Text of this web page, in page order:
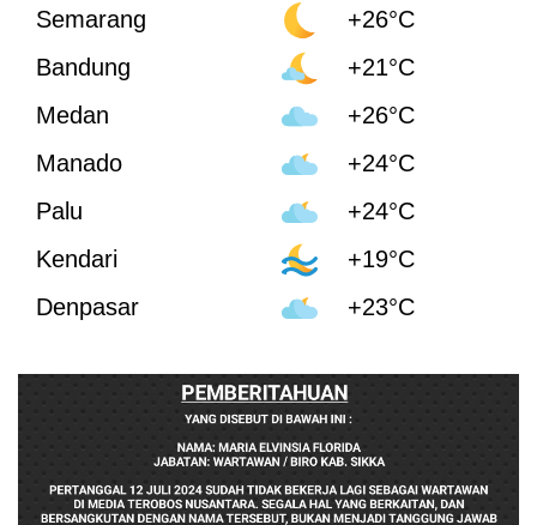
Semarang
+26°C
Bandung
+21°C
Medan
+26°C
Manado
+24°C
Palu
+24°C
Kendari
+19°C
Denpasar
+23°C